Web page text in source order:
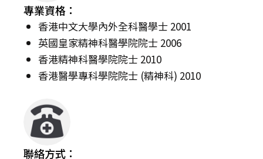
專業資格：
香港中文大學內外全科醫學士 2001
英國皇家精神科醫學院院士 2006
香港精神科醫學院院士 2010
香港醫學專科學院院士 (精神科) 2010
聯絡方式：